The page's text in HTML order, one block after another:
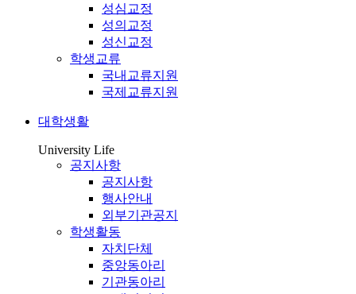
성심교정
성의교정
성신교정
학생교류
국내교류지원
국제교류지원
대학생활
University Life
공지사항
공지사항
행사안내
외부기관공지
학생활동
자치단체
중앙동아리
기관동아리